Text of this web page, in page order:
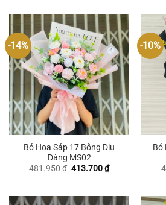
441.000 ₫.
-14%
Bó Hoa Sáp 17 Bông Dịu
Dàng MS02
481.950₫ Giá
413.700₫Giá
hiện
413.700 ₫.
-10%
Bó